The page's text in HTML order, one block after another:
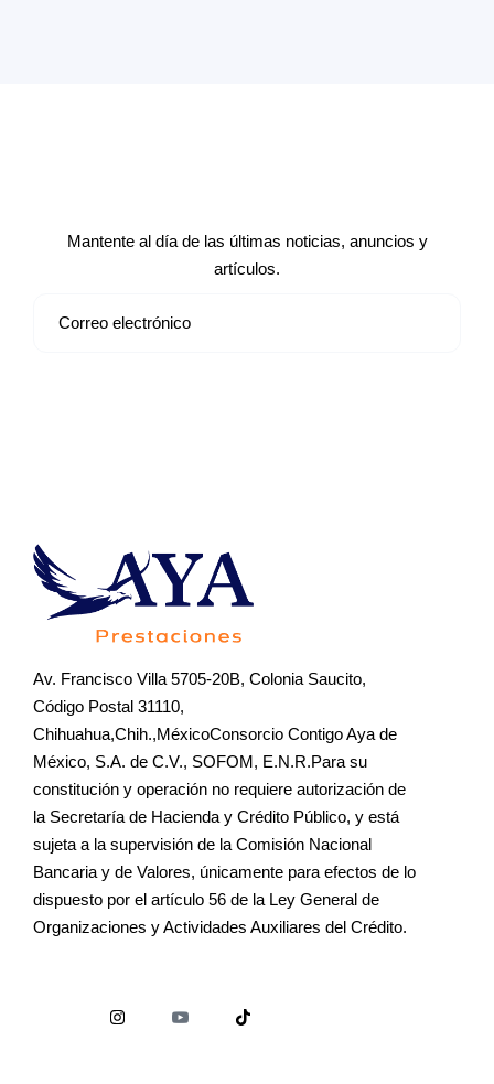
Mantente al día de las últimas noticias, anuncios y
artículos.
Av. Francisco Villa 5705-20B, Colonia Saucito,
Código Postal 31110,
Chihuahua,Chih.,MéxicoConsorcio Contigo Aya de
México, S.A. de C.V., SOFOM, E.N.R.Para su
constitución y operación no requiere autorización de
la Secretaría de Hacienda y Crédito Público, y está
sujeta a la supervisión de la Comisión Nacional
Bancaria y de Valores, únicamente para efectos de lo
dispuesto por el artículo 56 de la Ley General de
Organizaciones y Actividades Auxiliares del Crédito.